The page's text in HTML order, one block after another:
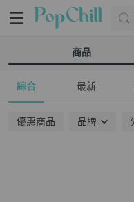
商品
綜合 最新
優惠商品 品牌